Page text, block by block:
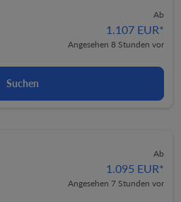
Ab
1.107 EUR*
Angesehen 8 Stunden vor
Suchen
Ab
1.095 EUR*
Angesehen 7 Stunden vor